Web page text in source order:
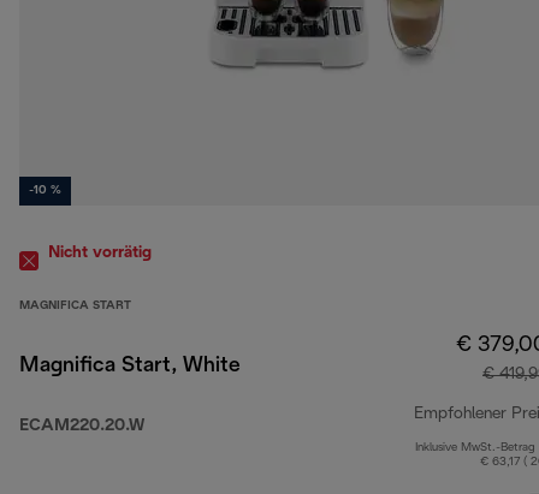
-10 %
Nicht vorrätig
MAGNIFICA START
Magnifica Start, White
ECAM220.20.W
€
€
Empfohlener
Inklusive MwSt.-Betrag
€ 63,17 (